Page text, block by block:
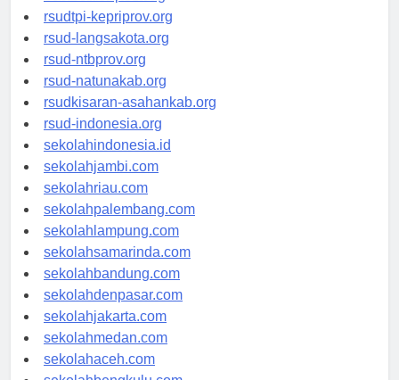
rsud-sulbarprov.org
rsudtpi-kepriprov.org
rsud-langsakota.org
rsud-ntbprov.org
rsud-natunakab.org
rsudkisaran-asahankab.org
rsud-indonesia.org
sekolahindonesia.id
sekolahjambi.com
sekolahriau.com
sekolahpalembang.com
sekolahlampung.com
sekolahsamarinda.com
sekolahbandung.com
sekolahdenpasar.com
sekolahjakarta.com
sekolahmedan.com
sekolahaceh.com